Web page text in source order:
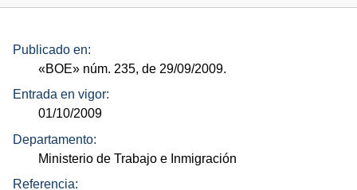
Publicado en:
«BOE» núm. 235, de 29/09/2009.
Entrada en vigor:
01/10/2009
Departamento:
Ministerio de Trabajo e Inmigración
Referencia: